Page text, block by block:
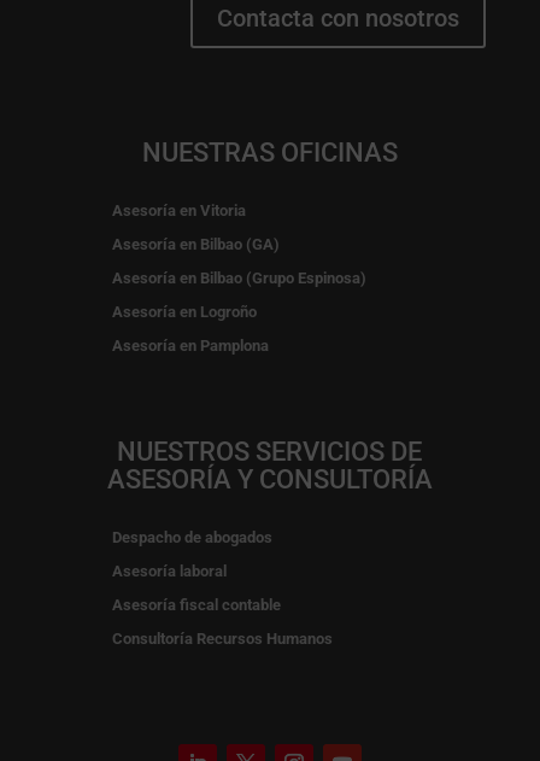
Contacta con nosotros
NUESTRAS OFICINAS
Asesoría en Vitoria
Asesoría en Bilbao (GA)
Asesoría en Bilbao (Grupo Espinosa)
Asesoría en Logroño
Asesoría en Pamplona
NUESTROS SERVICIOS DE
ASESORÍA Y CONSULTORÍA
Despacho de abogados
Asesoría laboral
Asesoría fiscal contable
Consultoría Recursos Humanos